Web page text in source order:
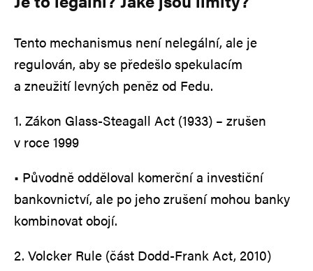
Tento mechanismus není nelegální, ale je
regulován, aby se předešlo spekulacím
a zneužití levných peněz od Fedu.
1. Zákon Glass-Steagall Act (1933) – zrušen
v roce 1999
• Původně odděloval komerční a investiční
bankovnictví, ale po jeho zrušení mohou banky
kombinovat obojí.
2. Volcker Rule (část Dodd-Frank Act, 2010)